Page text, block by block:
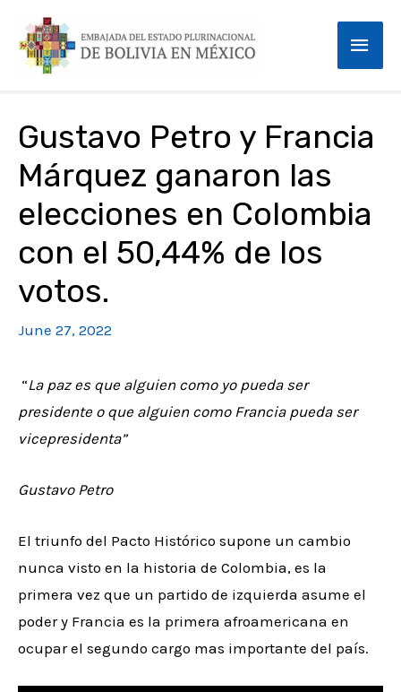
content
Gustavo Petro y Francia
Márquez ganaron las
elecciones en Colombia
con el 50,44% de los
votos.
June 27, 2022
“La paz es que alguien como yo pueda ser
presidente o que alguien como Francia pueda ser
vicepresidenta”
Gustavo Petro
El triunfo del Pacto Histórico supone un cambio
nunca visto en la historia de Colombia, es la
primera vez que un partido de izquierda asume el
poder y Francia es la primera afroamericana en
ocupar el segundo cargo mas importante del país.
navigation